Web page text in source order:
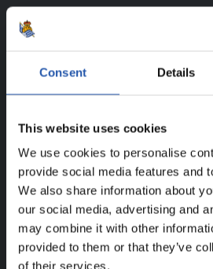
Consent Details
This website uses cookies
We use cookies to personalise
provide social media features and
We also share information about
our social media, advertising and
may combine it with other
provided to them or that they’ve
of their services.
UTILISATEURS
notre site
S'inscrire en cliquant sur l'
contenu exclusif